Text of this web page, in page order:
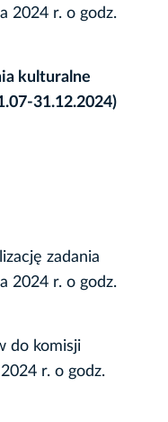
2024 r. o godz.
kulturalne
31.12.2024)
zadania
2024 r. o godz.
do komisji
r. o godz.